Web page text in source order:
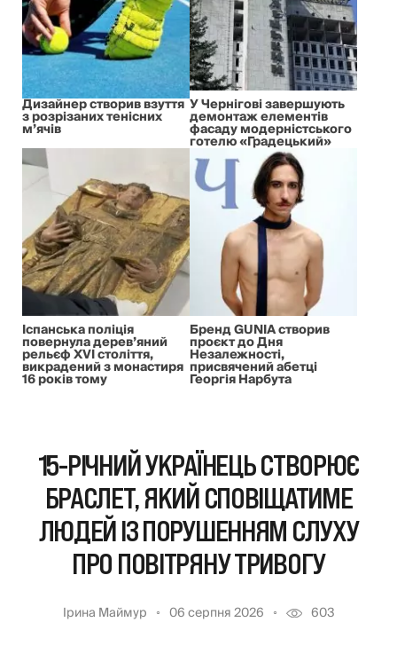
Дизайнер створив взуття
з розрізаних тенісних
м’ячів
У Чернігові завершують
демонтаж елементів
фасаду модерністського
готелю «Градецький»
Іспанська поліція
повернула дерев’яний
рельєф XVI століття,
викрадений з монастиря
16 років тому
Бренд GUNIA створив
проєкт до Дня
Незалежності,
присвячений абетці
Георгія Нарбута
15-РІЧНИЙ УКРАЇНЕЦЬ СТВОРЮЄ
БРАСЛЕТ, ЯКИЙ СПОВІЩАТИМЕ
ЛЮДЕЙ ІЗ ПОРУШЕННЯМ СЛУХУ
ПРО ПОВІТРЯНУ ТРИВОГУ
Ірина Маймур 06 серпня 2026 603